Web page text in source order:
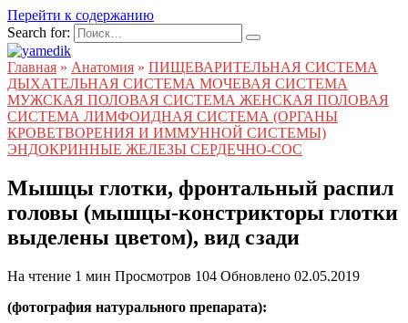
Перейти к содержанию
Search for:
Главная » Анатомия » ПИЩЕВАРИТЕЛЬНАЯ СИСТЕМА
ДЫХАТЕЛЬНАЯ СИСТЕМА МОЧЕВАЯ СИСТЕМА
МУЖСКАЯ ПОЛОВАЯ СИСТЕМА ЖЕНСКАЯ ПОЛОВАЯ
СИСТЕМА ЛИМФОИДНАЯ СИСТЕМА (ОРГАНЫ
КРОВЕТВОРЕНИЯ И ИММУННОЙ СИСТЕМЫ)
ЭНДОКРИННЫЕ ЖЕЛЕЗЫ СЕРДЕЧНО-СОС
Мышцы глотки, фронтальный распил
головы (мышцы-констрикторы глотки
выделены цветом), вид сзади
На чтение 1 мин Просмотров 104 Обновлено 02.05.2019
(фотография натурального препарата):